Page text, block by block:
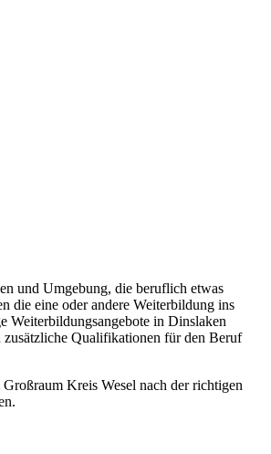
und Umgebung, die beruflich etwas
die eine oder andere Weiterbildung ins
Weiterbildungsangebote in Dinslaken
zusätzliche Qualifikationen für den Beruf
Kreis Wesel nach der richtigen